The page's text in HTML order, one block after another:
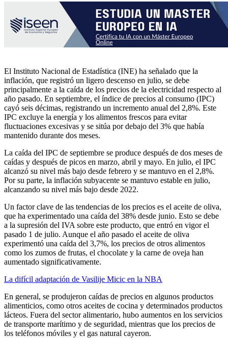
El Instituto Nacional de Estadística (INE) ha señalado que la
inflación, que registró un ligero descenso en julio, se debe
principalmente a la caída de los precios de la electricidad respecto al
año pasado. En septiembre, el índice de precios al consumo (IPC)
cayó seis décimas, registrando un incremento anual del 2,8%. Este
IPC excluye la energía y los alimentos frescos para evitar
fluctuaciones excesivas y se sitúa por debajo del 3% que había
mantenido durante dos meses.
La caída del IPC de septiembre se produce después de dos meses de
caídas y después de picos en marzo, abril y mayo. En julio, el IPC
alcanzó su nivel más bajo desde febrero y se mantuvo en el 2,8%.
Por su parte, la inflación subyacente se mantuvo estable en julio,
alcanzando su nivel más bajo desde 2022.
Un factor clave de las tendencias de los precios es el aceite de oliva,
que ha experimentado una caída del 38% desde junio. Esto se debe
a la supresión del IVA sobre este producto, que entró en vigor el
pasado 1 de julio. Aunque el año pasado el aceite de oliva
experimentó una caída del 3,7%, los precios de otros alimentos
como los zumos de frutas, el chocolate y la carne de oveja han
aumentado significativamente.
La difícil adaptación de Vasilije Micic en la NBA
En general, se produjeron caídas de precios en algunos productos
alimenticios, como otros aceites de cocina y determinados productos
lácteos. Fuera del sector alimentario, hubo aumentos en los servicios
de transporte marítimo y de seguridad, mientras que los precios de
los teléfonos móviles y el gas natural cayeron.